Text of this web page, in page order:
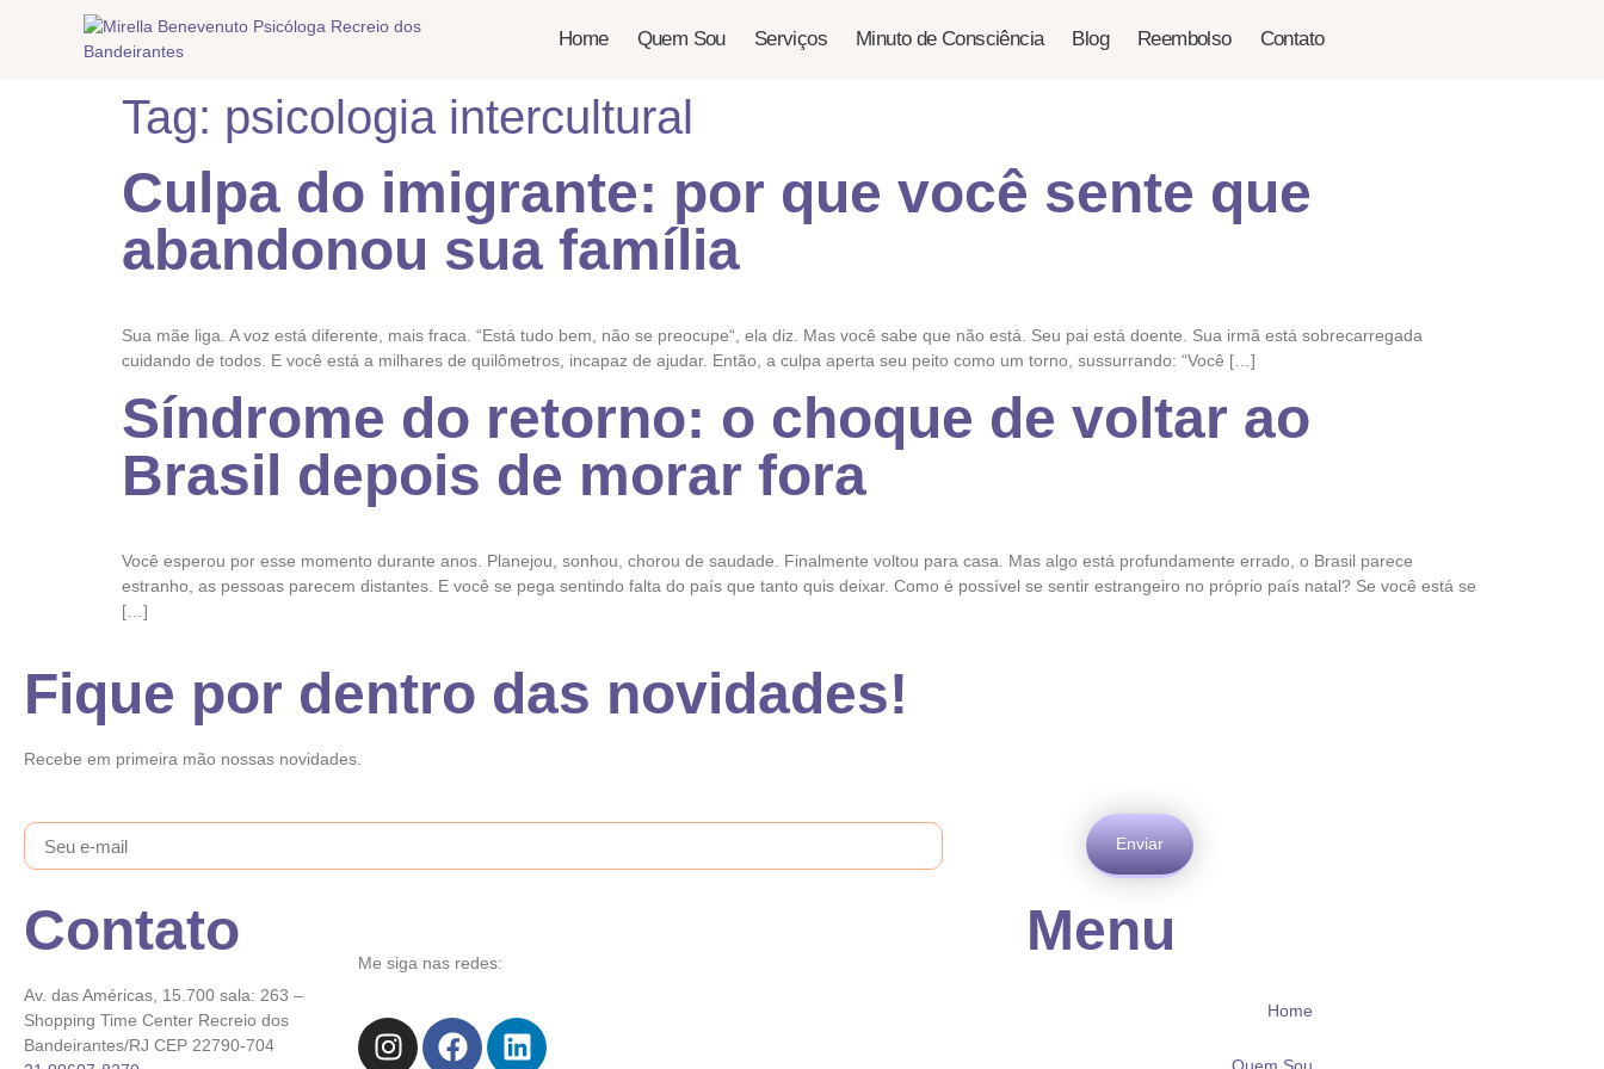
Home Quem Sou Serviços Minuto de Consciência Blog Reembolso Contato
Tag: psicologia intercultural
Culpa do imigrante: por que você sente que
abandonou sua família
Sua mãe liga. A voz está diferente, mais fraca. “Está tudo bem, não se preocupe“, ela diz. Mas você sabe que não está. Seu pai está doente. Sua irmã está sobrecarregada
cuidando de todos. E você está a milhares de quilômetros, incapaz de ajudar. Então, a culpa aperta seu peito como um torno, sussurrando: “Você […]
Síndrome do retorno: o choque de voltar ao
Brasil depois de morar fora
Você esperou por esse momento durante anos. Planejou, sonhou, chorou de saudade. Finalmente voltou para casa. Mas algo está profundamente errado, o Brasil parece
estranho, as pessoas parecem distantes. E você se pega sentindo falta do país que tanto quis deixar. Como é possível se sentir estrangeiro no próprio país natal? Se você está se
[…]
Fique por dentro das novidades!
Recebe em primeira mão nossas novidades.
Enviar
Contato
Av. das Américas, 15.700 sala: 263 –
Shopping Time Center Recreio dos
Bandeirantes/RJ CEP 22790-704
Me siga nas redes:
Menu
Home